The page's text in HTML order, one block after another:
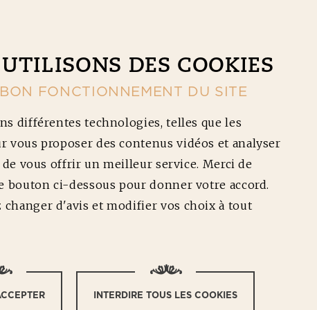
DES COOKIES
FONCTIONNEMENT DU SITE
différentes technologies, telles que les
vous proposer des contenus vidéos et analyser
vous offrir un meilleur service. Merci de
bouton ci-dessous pour donner votre accord.
changer d'avis et modifier vos choix à tout
INTERDIRE TOUS LES COOKIES